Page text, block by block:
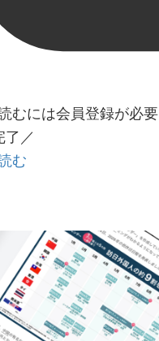
むには会員登録が必
／
む